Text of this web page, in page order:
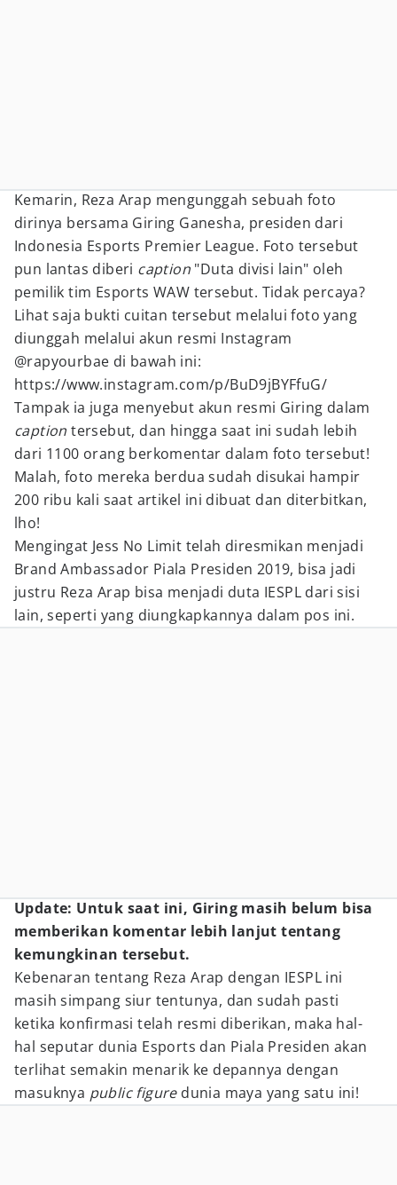
Kemarin, Reza Arap mengunggah sebuah foto
dirinya bersama Giring Ganesha, presiden dari
Indonesia Esports Premier League. Foto tersebut
pun lantas diberi caption "Duta divisi lain" oleh
pemilik tim Esports WAW tersebut. Tidak percaya?
Lihat saja bukti cuitan tersebut melalui foto yang
diunggah melalui akun resmi Instagram
@rapyourbae di bawah ini:
https://www.instagram.com/p/BuD9jBYFfuG/
Tampak ia juga menyebut akun resmi Giring dalam
caption tersebut, dan hingga saat ini sudah lebih
dari 1100 orang berkomentar dalam foto tersebut!
Malah, foto mereka berdua sudah disukai hampir
200 ribu kali saat artikel ini dibuat dan diterbitkan,
lho!
Mengingat Jess No Limit telah diresmikan menjadi
Brand Ambassador Piala Presiden 2019, bisa jadi
justru Reza Arap bisa menjadi duta IESPL dari sisi
lain, seperti yang diungkapkannya dalam pos ini.
Update: Untuk saat ini, Giring masih belum bisa
memberikan komentar lebih lanjut tentang
kemungkinan tersebut.
Kebenaran tentang Reza Arap dengan IESPL ini
masih simpang siur tentunya, dan sudah pasti
ketika konfirmasi telah resmi diberikan, maka hal-
hal seputar dunia Esports dan Piala Presiden akan
terlihat semakin menarik ke depannya dengan
masuknya public figuredunia maya yang satu ini!